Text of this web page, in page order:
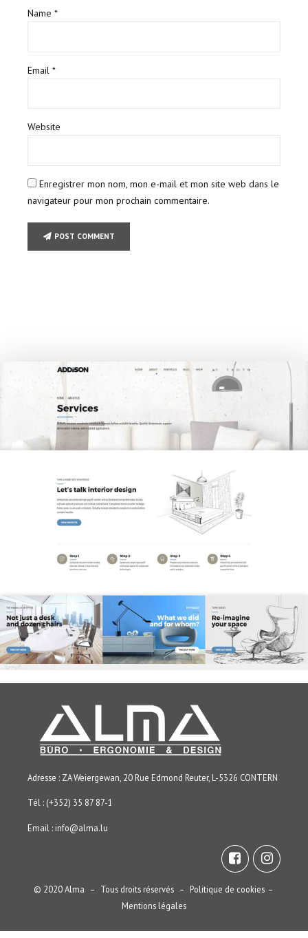
Name *
Email *
Website
Enregistrer mon nom, mon e-mail et mon site web dans le
navigateur pour mon prochain commentaire.
POST COMMENT
Adresse : ZA Weiergewan, 20 Rue Edmond Reuter, L-5326 CONTERN
Tél : (+352) 35 87 87-1
Email : info@alma.lu
© 2020 Alma – Tous droits réservés – Politique de cookies –
Mentions légales